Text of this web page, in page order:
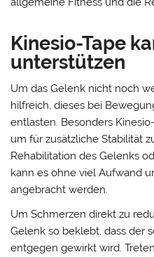
Kinesio-Tape
unterstützen
Um das Gelenk nicht noch
hilfreich, dieses bei
entlasten. Besonders
um für zusätzliche Stabilität
Rehabilitation des Gelenks
kann es ohne viel Aufwand
angebracht werden.
Um Schmerzen direkt zu
Gelenk so beklebt, dass der
entgegen gewirkt wird.